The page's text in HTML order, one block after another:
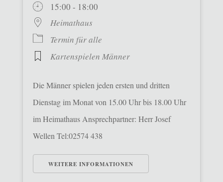
15:00 - 18:00
Heimathaus
Termin für alle
Kartenspielen Männer
Die Männer spielen jeden ersten und dritten
Dienstag im Monat von 15.00 Uhr bis 18.00 Uhr
im Heimathaus Ansprechpartner: Herr Josef
Wellen Tel:02574 438
WEITERE INFORMATIONEN